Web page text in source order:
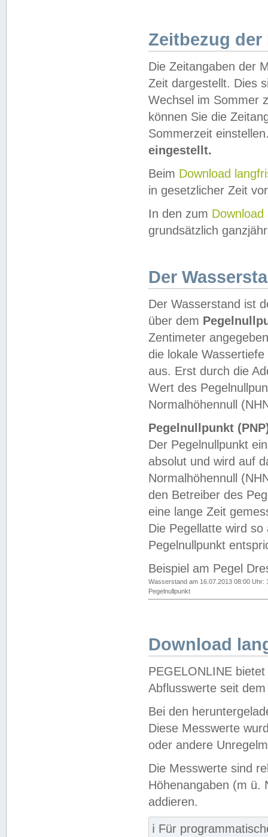
Zeitbezug der
Die Zeitangaben der
Zeit dargestellt. Dies
Wechsel im Sommer
können Sie die
Sommerzeit
eingestellt.
Beim Download
in gesetzlicher Zeit
In den zum Download
grundsätzlich
Der
Der Wasserstand ist
über dem
Zentimeter
die lokale
aus. Erst durch die
Wert des
Normalhöhennull
Pegelnullpunkt
Der Pegelnullpunkt
absolut und wird auf
Normalhöhennull
den Betreiber des
eine lange Zeit
Die Pegellatte wird
Pegelnullpunkt
Beispiel am Pegel
Wasserstand am 16.07.2013 08:00 Uhr:
Pegelnullpunkt
Download
PEGELONLINE
Abflusswerte seit
Bei den
Diese Messwerte
oder andere
Die Messwerte sind
Höhenangaben (m ü.
addieren.
ℹ️ Für